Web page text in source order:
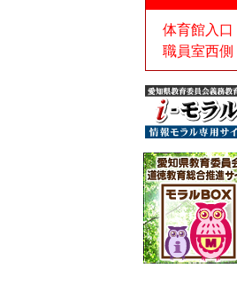
体育館入口
職員室西側